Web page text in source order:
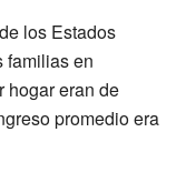
los Estados
familias en
hogar eran de
promedio era